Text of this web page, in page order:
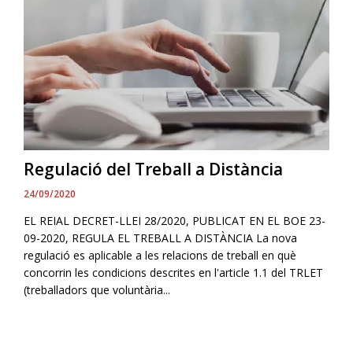
Regulació del Treball a Distància
24/09/2020
EL REIAL DECRET-LLEI 28/2020, PUBLICAT EN EL BOE 23-
09-2020, REGULA EL TREBALL A DISTÀNCIA La nova
regulació es aplicable a les relacions de treball en què
concorrin les condicions descrites en l'article 1.1 del TRLET
(treballadors que voluntària...